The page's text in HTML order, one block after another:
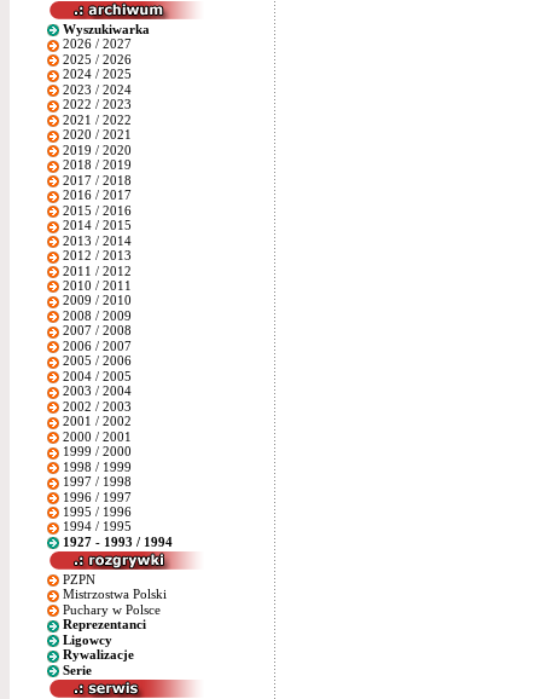
Wyszukiwarka
2026 / 2027
2025 / 2026
2024 / 2025
2023 / 2024
2022 / 2023
2021 / 2022
2020 / 2021
2019 / 2020
2018 / 2019
2017 / 2018
2016 / 2017
2015 / 2016
2014 / 2015
2013 / 2014
2012 / 2013
2011 / 2012
2010 / 2011
2009 / 2010
2008 / 2009
2007 / 2008
2006 / 2007
2005 / 2006
2004 / 2005
2003 / 2004
2002 / 2003
2001 / 2002
2000 / 2001
1999 / 2000
1998 / 1999
1997 / 1998
1996 / 1997
1995 / 1996
1994 / 1995
1927 - 1993 / 1994
PZPN
Mistrzostwa Polski
Puchary w Polsce
Reprezentanci
Ligowcy
Rywalizacje
Serie